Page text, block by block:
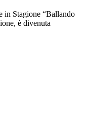
in Stagione “Ballando
è divenuta